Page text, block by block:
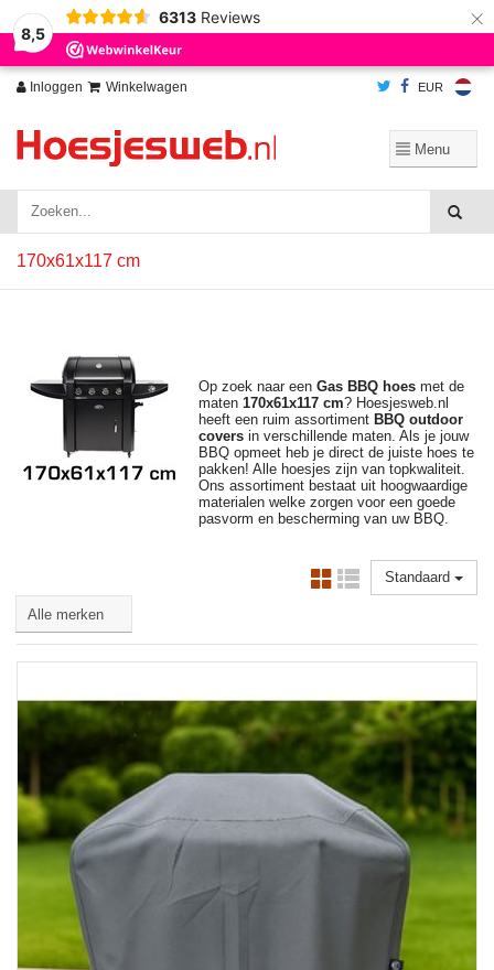
8,5
6313 Reviews ×
Inloggen Winkelwagen EUR
170x61x117 cm
Op zoek naar een Gas BBQ hoes met de
maten 170x61x117 cm? Hoesjesweb.nl
heeft een ruim assortiment BBQ outdoor
covers in verschillende maten. Als je jouw
BBQ opmeet heb je direct de juiste hoes te
pakken! Alle hoesjes zijn van topkwaliteit.
Ons assortiment bestaat uit hoogwaardige
materialen welke zorgen voor een goede
pasvorm en bescherming van uw BBQ.
Standaard
Wij slaan cookies op om onze website te verbeteren. Is dat akkoord?
Ja
Nee